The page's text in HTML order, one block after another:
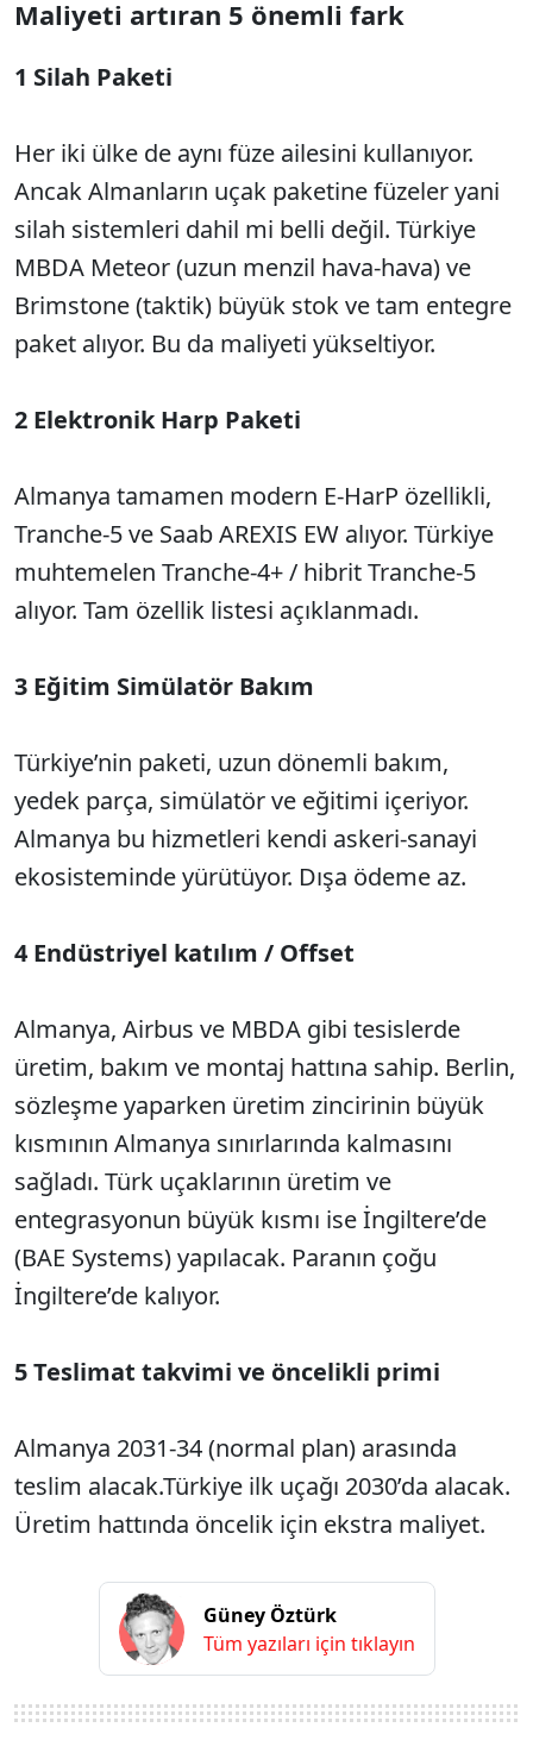
Maliyeti artıran 5 önemli fark
1 Silah Paketi
Her iki ülke de aynı füze ailesini kullanıyor.
Ancak Almanların uçak paketine füzeler yani
silah sistemleri dahil mi belli değil. Türkiye
MBDA Meteor (uzun menzil hava-hava) ve
Brimstone (taktik) büyük stok ve tam entegre
paket alıyor. Bu da maliyeti yükseltiyor.
2 Elektronik Harp Paketi
Almanya tamamen modern E-HarP özellikli,
Tranche-5 ve Saab AREXIS EW alıyor. Türkiye
muhtemelen Tranche-4+ / hibrit Tranche-5
alıyor. Tam özellik listesi açıklanmadı.
3 Eğitim Simülatör Bakım
Türkiye’nin paketi, uzun dönemli bakım,
yedek parça, simülatör ve eğitimi içeriyor.
Almanya bu hizmetleri kendi askeri-sanayi
ekosisteminde yürütüyor. Dışa ödeme az.
4 Endüstriyel katılım / Offset
Almanya, Airbus ve MBDA gibi tesislerde
üretim, bakım ve montaj hattına sahip. Berlin,
sözleşme yaparken üretim zincirinin büyük
kısmının Almanya sınırlarında kalmasını
sağladı. Türk uçaklarının üretim ve
entegrasyonun büyük kısmı ise İngiltere’de
(BAE Systems) yapılacak. Paranın çoğu
İngiltere’de kalıyor.
5 Teslimat takvimi ve öncelikli primi
Almanya 2031-34 (normal plan) arasında
teslim alacak.Türkiye ilk uçağı 2030’da alacak.
Üretim hattında öncelik için ekstra maliyet.
Güney Öztürk
Tüm yazıları için tıklayın